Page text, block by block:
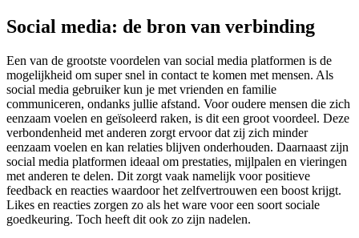
Social media: de bron van verbinding
Een van de grootste voordelen van social media platformen is de
mogelijkheid om super snel in contact te komen met mensen. Als
social media gebruiker kun je met vrienden en familie
communiceren, ondanks jullie afstand. Voor oudere mensen die zich
eenzaam voelen en geïsoleerd raken, is dit een groot voordeel. Deze
verbondenheid met anderen zorgt ervoor dat zij zich minder
eenzaam voelen en kan relaties blijven onderhouden. Daarnaast zijn
social media platformen ideaal om prestaties, mijlpalen en vieringen
met anderen te delen. Dit zorgt vaak namelijk voor positieve
feedback en reacties waardoor het zelfvertrouwen een boost krijgt.
Likes en reacties zorgen zo als het ware voor een soort sociale
goedkeuring. Toch heeft dit ook zo zijn nadelen.